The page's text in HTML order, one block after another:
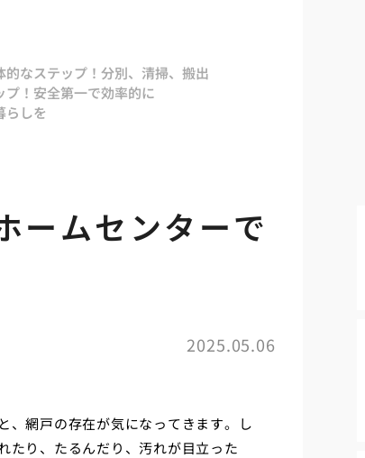
的なステップ！分別、清掃、搬出
！安全第一で効率的に
らしを
ームセンターで
2025.05.06
、網戸の存在が気になってきます。し
たり、たるんだり、汚れが目立った